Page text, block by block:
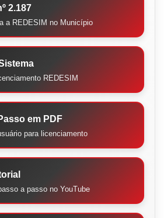
2.187
a REDESIM no Município
REDESIM
em PDF
para licenciamento
a passo no YouTube